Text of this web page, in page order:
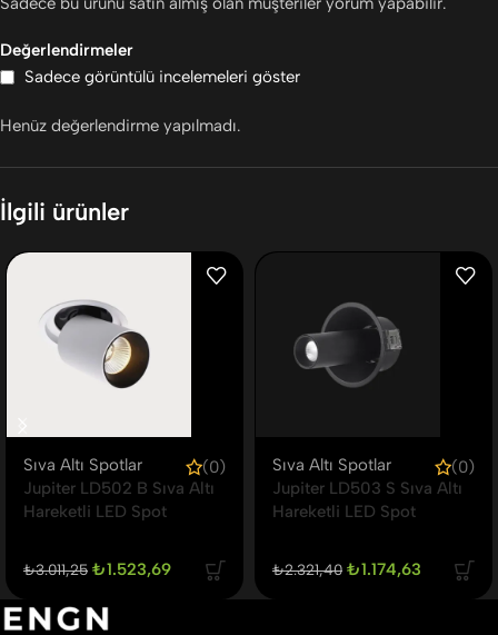
Değerlendirmeler
Sadece görüntülü incelemeleri göster
Henüz değerlendirme yapılmadı.
İlgili ürünler
Sıva Altı Spotlar
(0)
Jupiter LD502 B Sıva Altı
Hareketli LED Spot
₺3.011,25 ₺1.523,69
Sıva Altı Spotlar
(0)
Jupiter LD503 S Sıva Altı
Hareketli LED Spot
₺2.321,40 ₺1.174,63